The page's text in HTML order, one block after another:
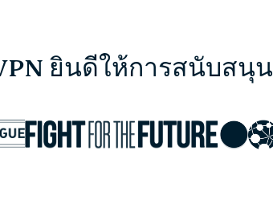
ยินดีให้การสนับสนุน